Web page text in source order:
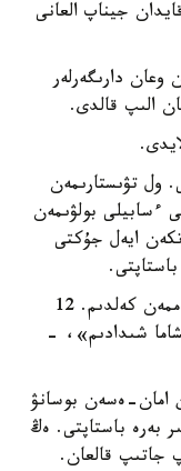
جيناپ العانى
وعان دارىگەرلەر
الىپ قالدى.
ول تۋىستارىمەن
ءسابيلى بولۋىمەن
ءسابيىن 12 جىل كۇتكەن ايەل جۇكتى
«ول تاس ءۇشىن نەشە رەت جەدەل جاردەممەن كەلدىم. 12
شىدادىم»، -
امان-ەسەن بوسانۋ
بەرە باستاپتى. ەڭ
جاتىپ قالعان.